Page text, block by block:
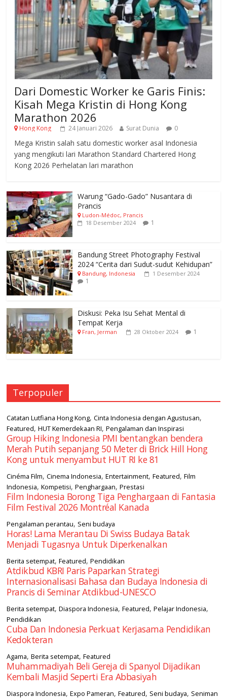
Dari Domestic Worker ke Garis Finis:
Kisah Mega Kristin di Hong Kong
Marathon 2026
Hong Kong 24 Januari 2026 Surat Dunia 0
Mega Kristin salah satu domestic worker asal Indonesia
yang mengikuti lari Marathon Standard Chartered Hong
Kong 2026 Perhelatan lari marathon
Warung “Gado-Gado” Nusantara di
Prancis
Ludon-Médoc, Prancis
18 Desember 2024
1
Bandung Street Photography Festival
2024 “Cerita dari Sudut-sudut Kehidupan”
Bandung, Indonesia 1 Desember 2024
1
Diskusi: Peka Isu Sehat Mental di
Tempat Kerja
Fran, Jerman 28 Oktober 2024 1
Terpopuler
Catatan Lutfiana Hong Kong,Cinta Indonesia dengan Agustusan,
Featured,HUT Kemerdekaan RI,Pengalaman dan Inspirasi
Group Hiking Indonesia PMI bentangkan bendera
Merah Putih sepanjang 50 Meter di Brick Hill Hong
Kong untuk menyambut HUT RI ke 81
Cinéma Film,Cinema Indonesia,Entertainment,Featured,Film
Indonesia,Kompetisi,Penghargaan,Prestasi
Film Indonesia Borong Tiga Penghargaan di Fantasia
Film Festival 2026 Montréal Kanada
Pengalaman perantau, Seni budaya
Horas! Lama Merantau Di Swiss Budaya Batak
Menjadi Tugasnya Untuk Diperkenalkan
Berita setempat,Featured,Pendidikan
Atdikbud KBRI Paris Paparkan Strategi
Internasionalisasi Bahasa dan Budaya Indonesia di
Prancis di Seminar Atdikbud-UNESCO
Berita setempat,Diaspora Indonesia,Featured,Pelajar Indonesia,
Pendidikan
Cuba Dan Indonesia Perkuat Kerjasama Pendidikan
Kedokteran
Agama,Berita setempat,Featured
Muhammadiyah Beli Gereja di Spanyol Dijadikan
Kembali Masjid Seperti Era Abbasiyah
Diaspora Indonesia,Expo Pameran,Featured, Seni budaya, Seniman